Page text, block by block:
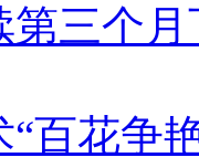
第三个
百花争